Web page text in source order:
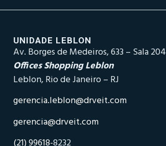
UNIDADE LEBLON
Av. Borges de Medeiros, 633 – Sala 204
Offices Shopping Leblon
Leblon, Rio de Janeiro – RJ
gerencia.leblon@drveit.com
gerencia@drveit.com